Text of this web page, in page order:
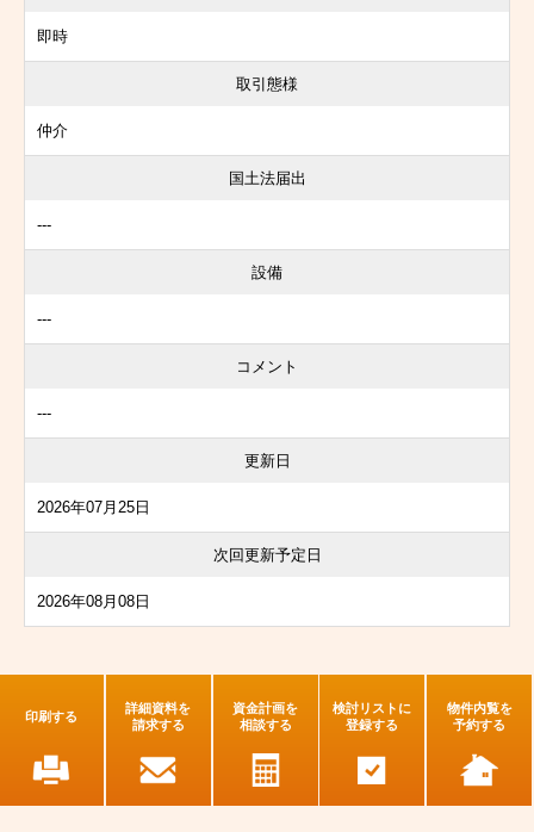
即時
取引態様
仲介
国土法届出
---
設備
---
コメント
---
更新日
2026年07月25日
次回更新予定日
2026年08月08日
印刷する
詳細資料を
請求する
資金計画を
相談する
検討リストに
登録する
物件内覧を
予約する